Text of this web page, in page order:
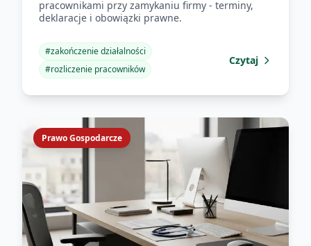
pracownikami przy zamykaniu firmy - terminy,
deklaracje i obowiązki prawne.
#zakończenie działalności
#rozliczenie pracowników
Czytaj
Prawo Gospodarcze